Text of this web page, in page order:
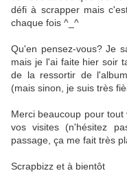
défi à scrapper mais
chaque fois ^_^
Qu'en pensez-vous? Je
mais je l'ai faite hier soir
de la ressortir de
(mais sinon, je suis très
Merci beaucoup pour
vos visites (n'hésitez
passage, ça me fait très
Scrapbizz et à bientôt